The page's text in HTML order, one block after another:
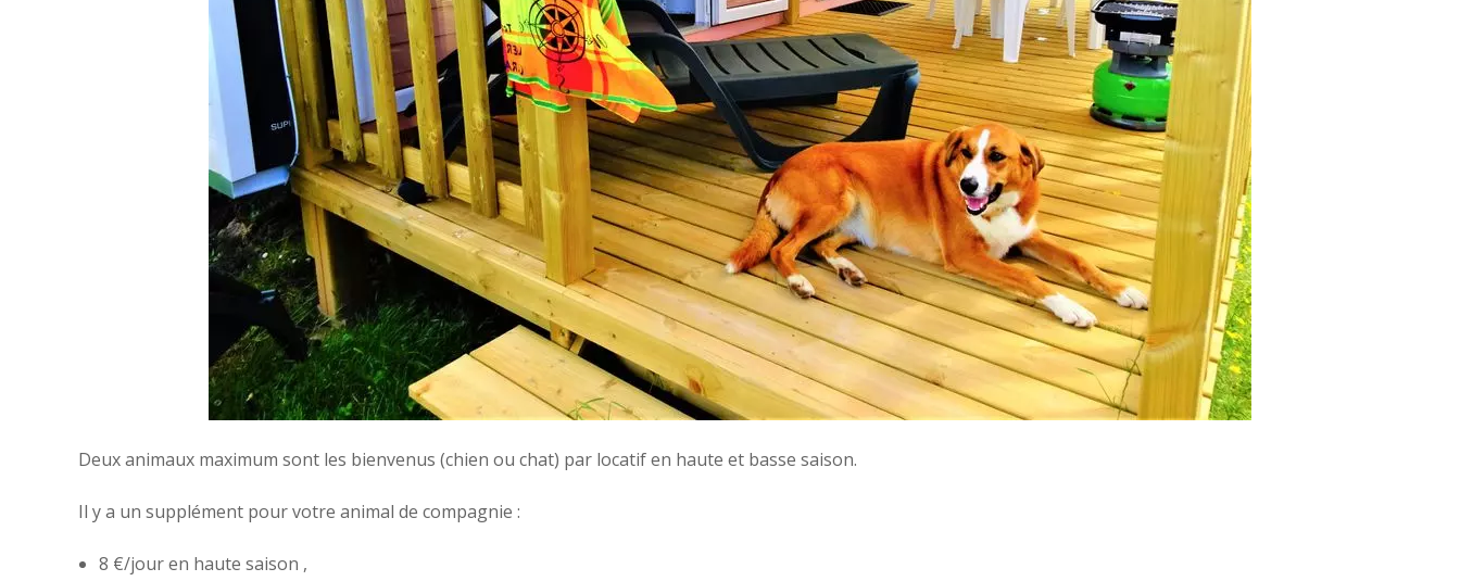
Deux animaux maximum sont les bienvenus (chien ou chat) par locatif en haute et basse saison.
Il y a un supplément pour votre animal de compagnie :
8 €/jour en haute saison ,